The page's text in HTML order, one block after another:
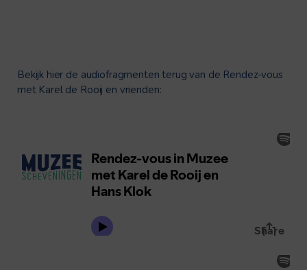
Bekijk hier de audiofragmenten terug van de Rendez-vous
met Karel de Rooij en vrienden: